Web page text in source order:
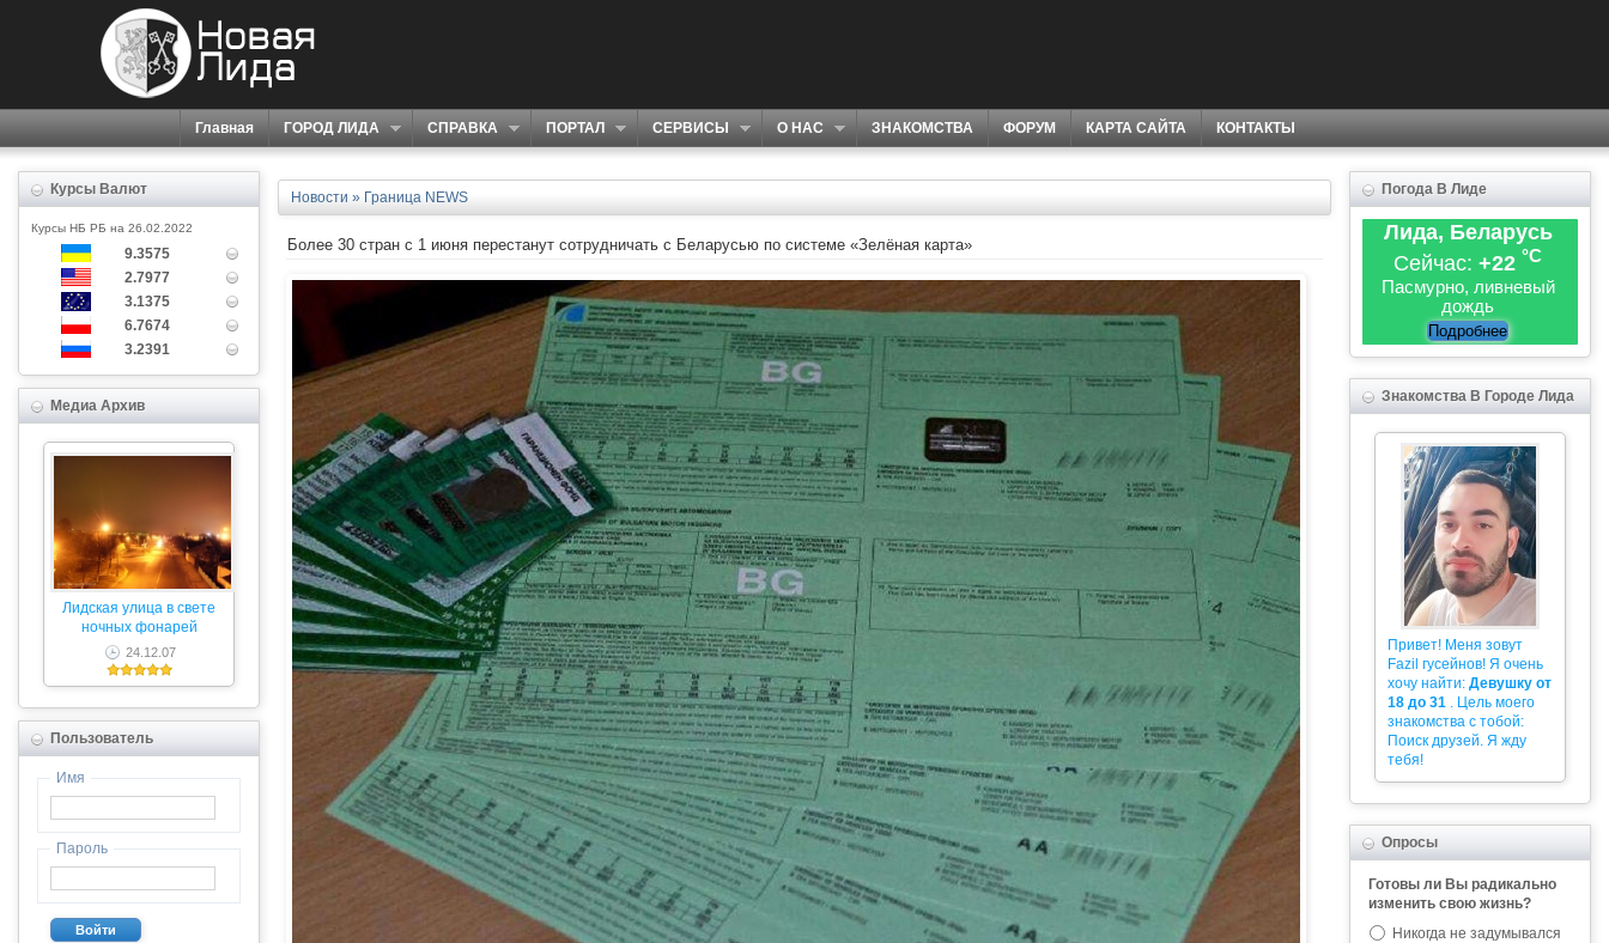
Главная ГОРОД ЛИДА СПРАВКА ПОРТАЛ СЕРВИСЫ О НАС ЗНАКОМСТВА ФОРУМ КАРТА САЙТА КОНТАКТЫ
Курсы Валют
Курсы НБ РБ на 26.02.2022
9.3575
2.7977
3.1375
6.7674
3.2391
Медиа Архив
Лидская улица в свете
ночных фонарей
24.12.07
Пользователь
Имя
Пароль
Войти
Новости » Граница NEWS
Более 30 стран с 1 июня перестанут сотрудничать с Беларусью по системе «Зелёная карта»
Погода В Лиде
Лида, Беларусь
Сейчас: +22 °C
Пасмурно, ливневый
дождь
Подробнее
Знакомства В Городе Лида
Привет! Меня зовут
Fazil гусейнов! Я очень
хочу найти: Девушку от
18 до 31 . Цель моего
знакомства с тобой:
Поиск друзей. Я жду
тебя!
Опросы
Готовы ли Вы радикально
изменить свою жизнь?
Никогда не задумывался